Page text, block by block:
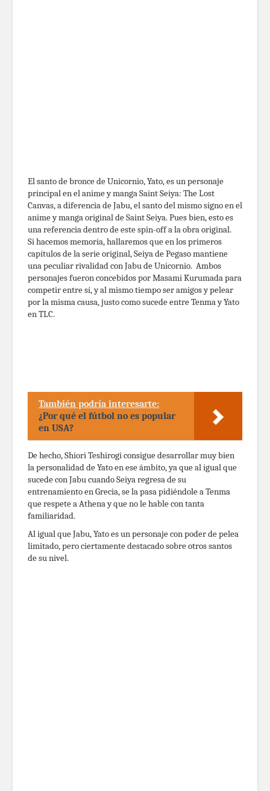
El santo de bronce de Unicornio, Yato, es un personaje
principal en el anime y manga Saint Seiya: The Lost
Canvas, a diferencia de Jabu, el santo del mismo signo en el
anime y manga original de Saint Seiya. Pues bien, esto es
una referencia dentro de este spin-off a la obra original.
Si hacemos memoria, hallaremos que en los primeros
capítulos de la serie original, Seiya de Pegaso mantiene
una peculiar rivalidad con Jabu de Unicornio. Ambos
personajes fueron concebidos por Masami Kurumada para
competir entre sí, y al mismo tiempo ser amigos y pelear
por la misma causa, justo como sucede entre Tenma y Yato
en TLC.
También podría interesarte:
¿Por qué el fútbol no es popular
en USA?
De hecho, Shiori Teshirogi consigue desarrollar muy bien
la personalidad de Yato en ese ámbito, ya que al igual que
sucede con Jabu cuando Seiya regresa de su
entrenamiento en Grecia, se la pasa pidiéndole a Tenma
que respete a Athena y que no le hable con tanta
familiaridad.
Al igual que Jabu, Yato es un personaje con poder de pelea
limitado, pero ciertamente destacado sobre otros santos
de su nivel.